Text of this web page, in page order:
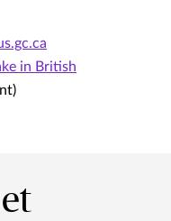
in British